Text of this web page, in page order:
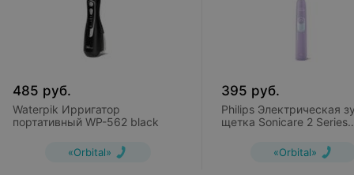
485 руб.
Waterpik Ирригатор
портативный WP-562 black
«Orbital»
395 руб.
Philips Электрическая
щетка Sonicare 2 Series
«Orbital»